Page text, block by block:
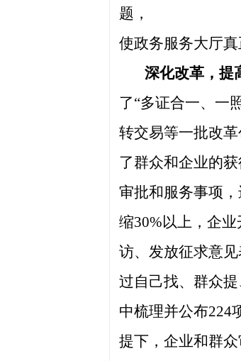
题 ，
使政务服务大厅真
深化改革，提
了“多证合一、一
转交易等一批改
了群众和企业的
审批和服务事项
缩30%以上，企业
访、发放征求意
过自己找、群众
中梳理并公布224
提下， 企业和群众